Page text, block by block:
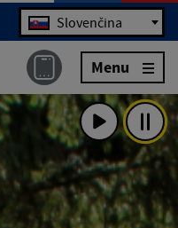
Jazyk Slovenčina
Menu